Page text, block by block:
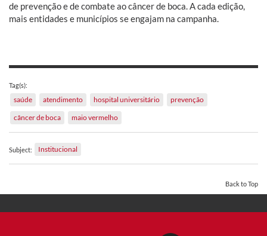
de prevenção e de combate ao câncer de boca. A cada edição,
mais entidades e municípios se engajam na campanha.
Tag(s):
saúde atendimento hospital universitário
prevenção
câncer de boca
maio vermelho
Subject: Institucional
Back to Top